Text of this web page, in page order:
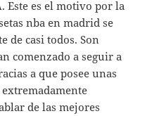
Este es el motivo por la
nba en madrid se
de casi todos. Son
comenzado a seguir a
a que posee unas
de las mejores